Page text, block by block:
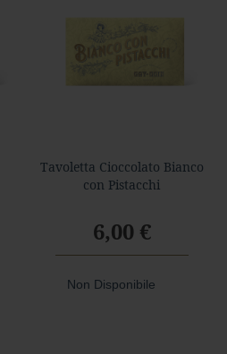
Tavoletta Cioccolato Bianco
con Pistacchi
6,00 €
Non Disponibile